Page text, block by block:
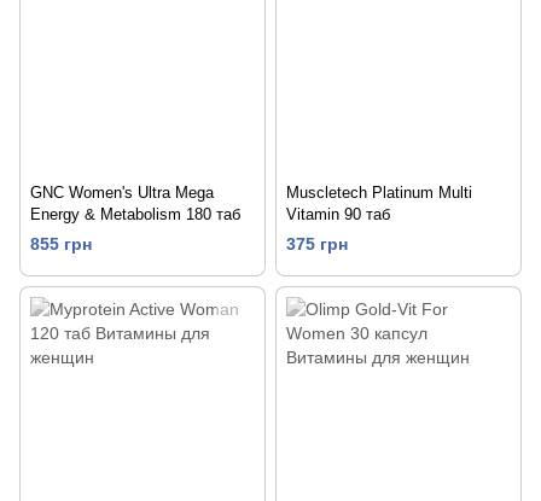
GNC Women's Ultra Mega
Energy & Metabolism 180 таб
855 грн
Muscletech Platinum Multi
Vitamin 90 таб
375 грн